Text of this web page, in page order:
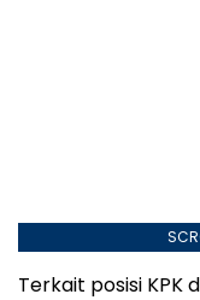
Terkait posisi KPK